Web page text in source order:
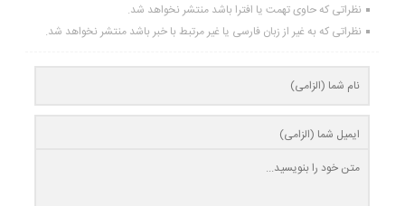
نظراتی که حاوی تهمت یا افترا باشد منتشر نخواهد شد.
نظراتی که به غیر از زبان فارسی یا غیر مرتبط با خبر باشد منتشر نخواهد شد.